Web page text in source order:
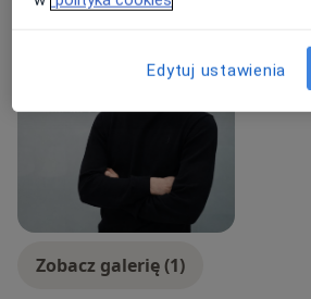
StacjonarneZobacz lokalizacje (1)
Zobacz galerię (1)
Edytuj ustawienia